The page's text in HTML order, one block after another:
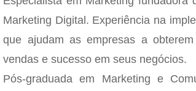
Marketing Digital. Experiência na
que ajudam as empresas a
vendas e sucesso em seus negócios.
Pós-graduada em Marketing e